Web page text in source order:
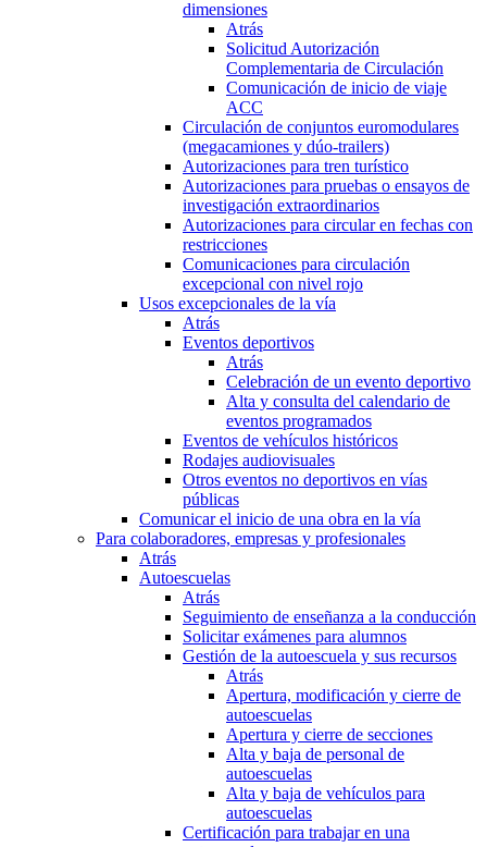
dimensiones
Atrás
Solicitud Autorización
Complementaria de Circulación
Comunicación de inicio de viaje
ACC
Circulación de conjuntos euromodulares
(megacamiones y dúo-trailers)
Autorizaciones para tren turístico
Autorizaciones para pruebas o ensayos de
investigación extraordinarios
Autorizaciones para circular en fechas con
restricciones
Comunicaciones para circulación
excepcional con nivel rojo
Usos excepcionales de la vía
Atrás
Eventos deportivos
Atrás
Celebración de un evento deportivo
Alta y consulta del calendario de
eventos programados
Eventos de vehículos históricos
Rodajes audiovisuales
Otros eventos no deportivos en vías
públicas
Comunicar el inicio de una obra en la vía
Para colaboradores, empresas y profesionales
Atrás
Autoescuelas
Atrás
Seguimiento de enseñanza a la conducción
Solicitar exámenes para alumnos
Gestión de la autoescuela y sus recursos
Atrás
Apertura, modificación y cierre de
autoescuelas
Apertura y cierre de secciones
Alta y baja de personal de
autoescuelas
Alta y baja de vehículos para
autoescuelas
Certificación para trabajar en una